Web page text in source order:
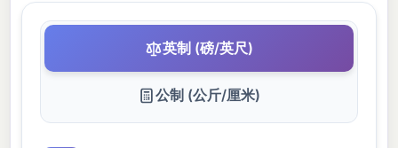
英制 (磅/英尺)
公制 (公斤/厘米)